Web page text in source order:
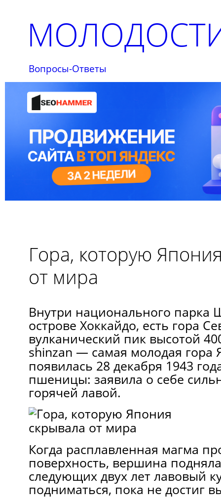
Вопросы-Ответы
Гора, которую
от мира
Внутри национального парка
острове Хоккайдо, есть гора
вулканический пик высотой
shinzan — самая молодая гора
появилась 28 декабря 1943
пшеницы: заявила о себе
горячей лавой.
Когда расплавленная магма
поверхность, вершина
следующих двух лет лавовый
подниматься, пока не достиг